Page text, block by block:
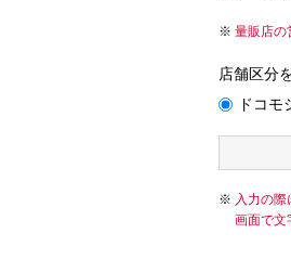
量販店の
店舗区分
ドコモ
入力の
画面で文